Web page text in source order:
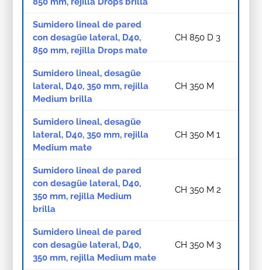
Sumidero lineal de pared
con desagüe lateral, D40,
850 mm, rejilla Drops mate
CH 850 D 3
Sumidero lineal, desagüe
lateral, D40, 350 mm, rejilla
Medium brilla
CH 350 M
Sumidero lineal, desagüe
lateral, D40, 350 mm, rejilla
Medium mate
CH 350 M 1
Sumidero lineal de pared
con desagüe lateral, D40,
350 mm, rejilla Medium
brilla
CH 350 M 2
Sumidero lineal de pared
con desagüe lateral, D40,
350 mm, rejilla Medium mate
CH 350 M 3